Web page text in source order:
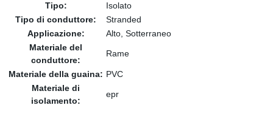
Tipo:
Isolato
Tipo di conduttore:
Stranded
Applicazione:
Alto, Sotterraneo
Materiale del
conduttore:
Rame
Materiale della guaina: PVC
Materiale di
isolamento:
epr